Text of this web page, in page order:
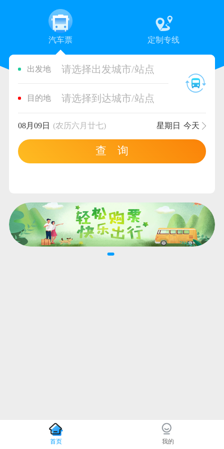
汽车票 定制专线
出发地 请选择出发城市/站点
目的地 请选择到达城市/站点
08月09日 (农历六月廿七) 星期日 今天
查 询
首页 我的